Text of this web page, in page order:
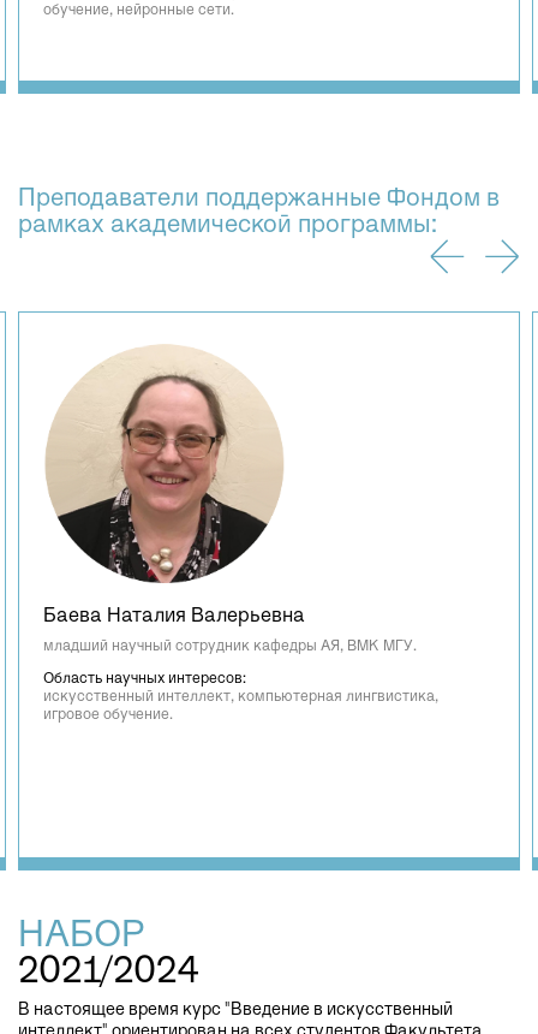
обучение, нейронные сети.
Преподаватели поддержанные Фондом в
рамках академической программы:
Баева Наталия Валерьевна
младший научный сотрудник кафедры АЯ, ВМК МГУ.
Область научных интересов:
искусственный интеллект, компьютерная лингвистика,
игровое обучение.
НАБОР
2021/2024
В настоящее время курс "Введение в искусственный